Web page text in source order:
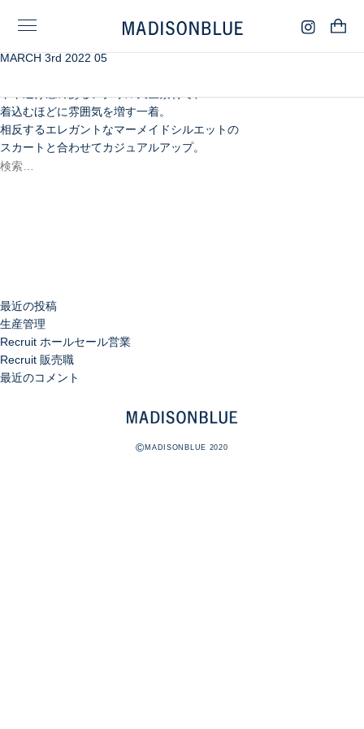
MARCH 3rd 2022 05
まるでヴィンテージのような雰囲気の
着込むほどに雰囲気を増す一着。
相反するエレガントなマーメイドシルエットの
スカートと合わせてカジュアルアップ。
検
最近の投稿
生産管理
Recruit ホールセール営業
Recruit 販売職
最近のコメント
©MADISONBLUE 2020